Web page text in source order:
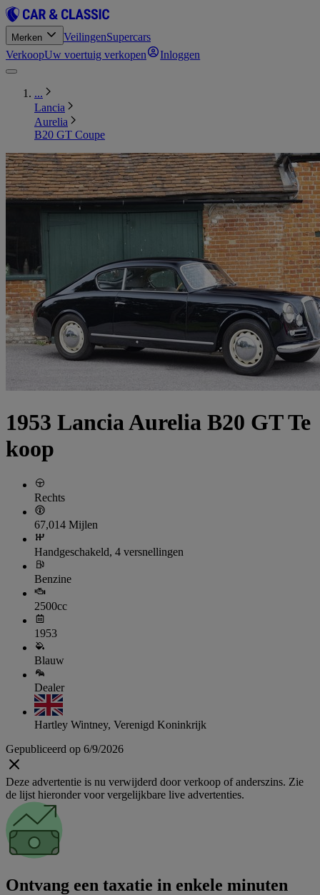
Merken VeilingenSupercars
VerkoopUw voertuig verkopen Inloggen
...
Lancia
Aurelia
B20 GT Coupe
1953 Lancia Aurelia B20 GT Te
koop
Rechts
67,014 Mijlen
Handgeschakeld, 4 versnellingen
Benzine
2500cc
1953
Blauw
Dealer
Hartley Wintney, Verenigd Koninkrijk
Gepubliceerd op 6/9/2026
Deze advertentie is nu verwijderd door verkoop of anderszins. Zie
de lijst hieronder voor vergelijkbare live advertenties.
Ontvang een taxatie in enkele minuten